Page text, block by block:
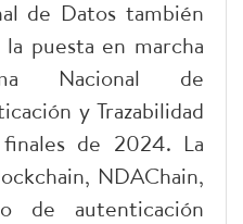
de Datos también
puesta en marcha
Nacional de
y Trazabilidad
de 2024. La
NDAChain,
de autenticación